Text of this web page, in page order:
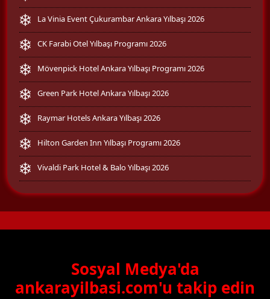
La Vinia Event Çukurambar Ankara Yılbaşı 2026
CK Farabi Otel Yılbaşı Programı 2026
Mövenpick Hotel Ankara Yılbaşı Programı 2026
Green Park Hotel Ankara Yılbaşı 2026
Raymar Hotels Ankara Yılbaşı 2026
Hilton Garden Inn Yılbaşı Programı 2026
Vivaldi Park Hotel & Balo Yılbaşı 2026
Sosyal Medya'da
ankarayilbasi.com'u takip edin